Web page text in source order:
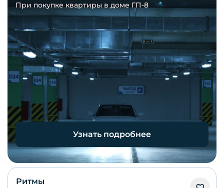
При покупке квартиры в доме ГП-8
Узнать подробнее
Ритмы